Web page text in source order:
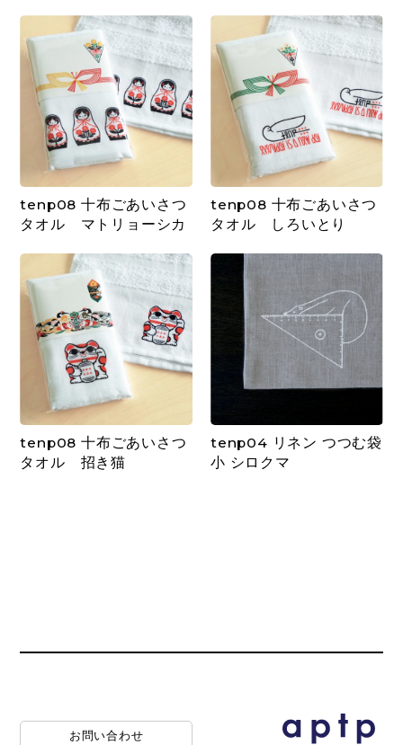
tenp08 十布ごあいさつ
タオル マトリョーシカ
tenp08 十布ごあいさつ
タオル しろいとり
tenp08 十布ごあいさつ
タオル 招き猫
tenp04 リネン つつむ袋
小 シロクマ
お問い合わせ